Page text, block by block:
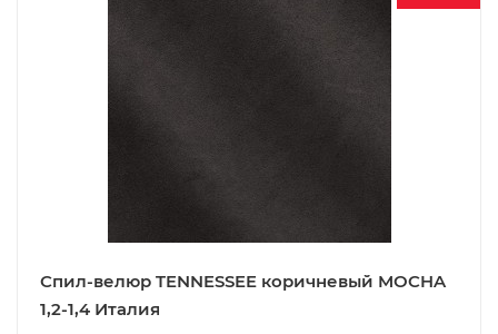
Спил-велюр TENNESSEE коричневый MOCHA
1,2-1,4 Италия